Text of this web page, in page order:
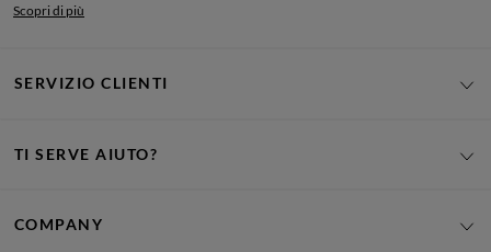
Scopri di più
SERVIZIO CLIENTI
TI SERVE AIUTO?
COMPANY